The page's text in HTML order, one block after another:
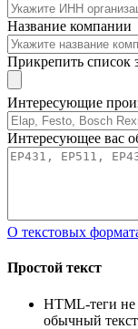
Название компании
Прикрепить список
Интересующие
Интересующее вас
О текстовых
Простой текст
HTML-теги не
обычный текст